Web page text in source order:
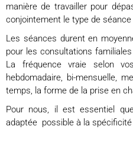
manière de travailler pour
conjointement le type de
Les séances durent en
pour les consultations
La fréquence vraie selon
hebdomadaire, bi-mensuelle,
temps, la forme de la prise en
Pour nous, il est essentiel
adaptée possible à la